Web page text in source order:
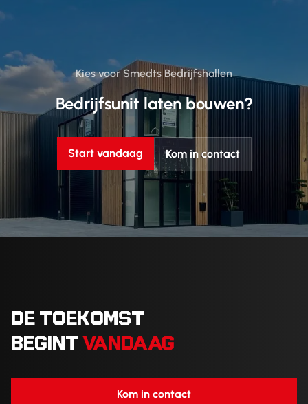
Kies voor Smedts Bedrijfshallen
Bedrijfsunit laten bouwen?
Start vandaag Kom in contact
DE TOEKOMST
BEGINT VANDAAG
Kom in contact